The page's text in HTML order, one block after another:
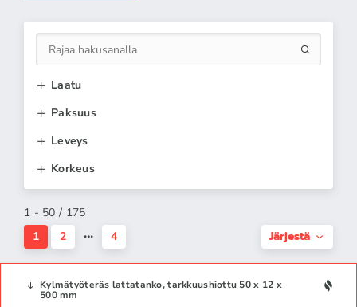
Laatu
Paksuus
Leveys
Korkeus
1 - 50 / 175
1
2 4 Järjestä
Kylmätyöteräs lattatanko, tarkkuushiottu 50 x 12 x
500 mm